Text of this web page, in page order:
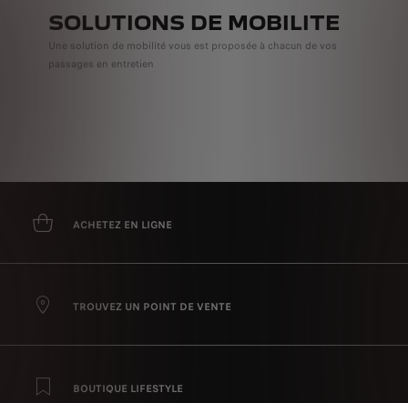
SOLUTIONS DE MOBILITE
Une solution de mobilité vous est proposée à chacun de vos
passages en entretien
ACHETEZ EN LIGNE
TROUVEZ UN POINT DE VENTE
BOUTIQUE LIFESTYLE